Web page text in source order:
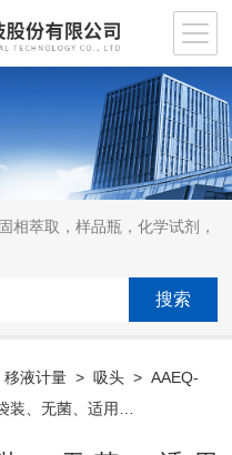
相萃取，样品瓶，化学试剂，
移液计量 >吸头 > AAEQ-
装、无菌、适用